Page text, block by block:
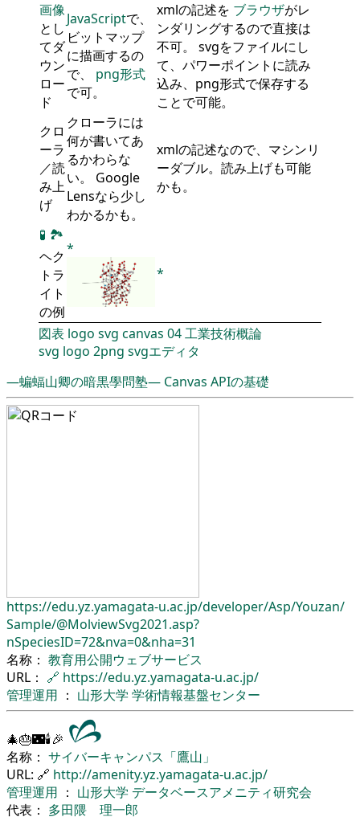
画像
とし
てダ
ウン
ロー
ド
JavaScriptで、
ビットマップ
に描画するの
で、 png形式
で可。
xmlの記述を ブラウザがレ
ンダリングするので直接は
不可。 svgをファイルにし
て、パワーポイントに読み
込み、png形式で保存する
ことで可能。
クロ
ーラ
／読
み上
げ
クローラには
何が書いてあ
るかわらな
い。 Google
Lensなら少し
わかるかも。
xmlの記述なので、マシンリ
ーダブル。読み上げも可能
かも。
🧪 🏞
ヘク
トラ
イト
の例
*
*
図表 logo svg canvas 04工業技術概論
svg logo 2png svgエディタ
―蝙蝠山卿の暗黒學問塾― Canvas APIの基礎
https://edu.yz.yamagata-u.ac.jp/developer/Asp/Youzan/
Sample/@MolviewSvg2021.asp?
nSpeciesID=72&nva=0&nha=31
名称： 教育用公開ウェブサービス
URL： 🔗 https://edu.yz.yamagata-u.ac.jp/
管理運用 ： 山形大学 学術情報基盤センター
🎄🎂🌃🕯🎉
名称： サイバーキャンパス「鷹山」
URL: 🔗 http://amenity.yz.yamagata-u.ac.jp/
管理運用 ： 山形大学 データベースアメニティ研究会
代表： 多田隈 理一郎